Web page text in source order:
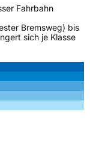
Fahrbahn
Bremsweg) bis
sich je Klasse